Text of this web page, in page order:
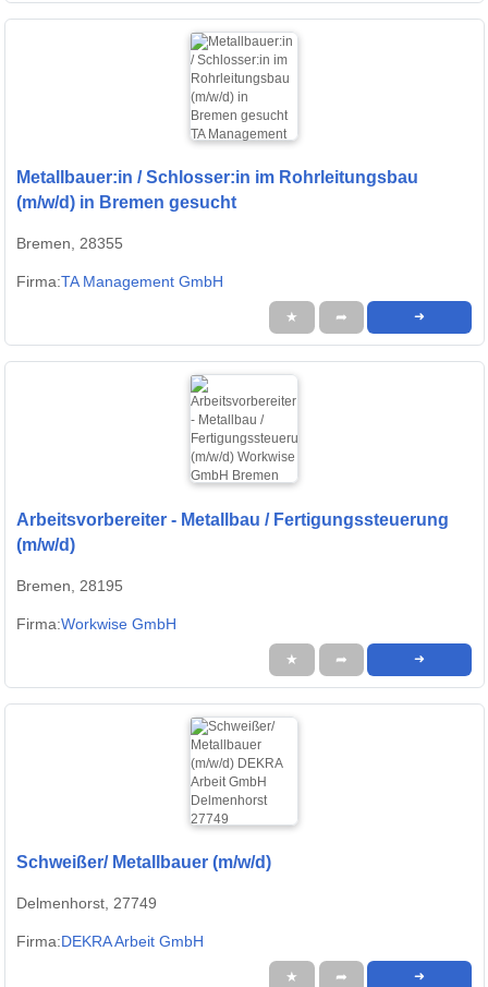
Metallbauer:in / Schlosser:in im Rohrleitungsbau
(m/w/d) in Bremen gesucht
Bremen, 28355
Firma:TA Management GmbH
★ ➦ ➜
Arbeitsvorbereiter - Metallbau / Fertigungssteuerung
(m/w/d)
Bremen, 28195
Firma:Workwise GmbH
★ ➦ ➜
Schweißer/ Metallbauer (m/w/d)
Delmenhorst, 27749
Firma:DEKRA Arbeit GmbH
★ ➦ ➜